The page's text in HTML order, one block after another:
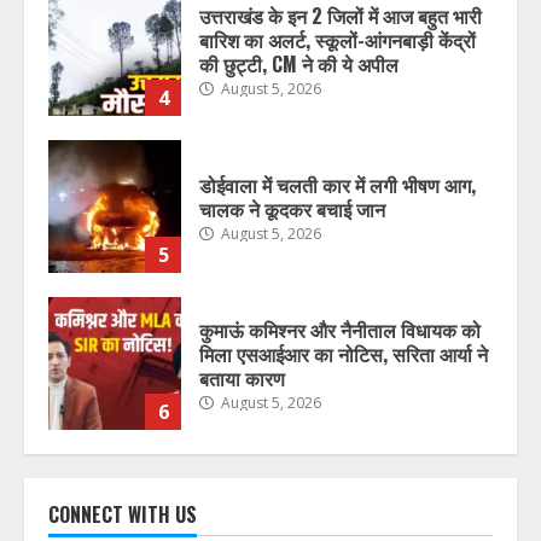
5
डोईवाला में चलती कार में लगी भीषण आग,
चालक ने कूदकर बचाई जान
August 5, 2026
6
कुमाऊं कमिश्नर और नैनीताल विधायक को
मिला एसआईआर का नोटिस, सरिता आर्या ने
बताया कारण
August 5, 2026
7
उत्तराखंड में 17 राजनीतिक दलों को झटका,
नहीं लड़ सकेंगे अगले चुनाव, इलेक्शन
कमीशन ने रजिस्टर्ड सूची से हटाया
August 5, 2026
CONNECT WITH US